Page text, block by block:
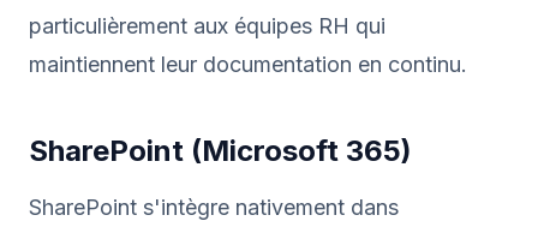
particulièrement aux équipes RH qui
maintiennent leur documentation en continu.
SharePoint (Microsoft 365)
SharePoint s'intègre nativement dans